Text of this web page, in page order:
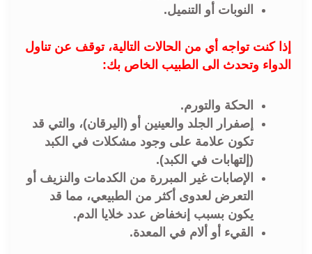
النوبات أو التنميل.
إذا كنت تواجه أي من الحالات التالية، توقف عن تناول
الدواء وتحدث الى الطبيب الخاص بك:
الحكة والتورم.
إصفرار الجلد والعينين أو (اليرقان)، والتي قد
تكون علامة على وجود مشكلات في الكبد
(إلتهابات في الكبد).
الإصابات غير المبررة من الكدمات والنزيف أو
التعرض لعدوى أكثر من الطبيعي، مما قد
يكون بسبب إنخفاض عدد خلايا الدم.
القيء أو ألام في المعدة.